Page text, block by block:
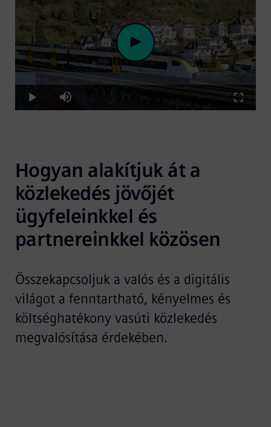
Play
Play Mute
8.67%
Hogyan alakítjuk át a
közlekedés jövőjét
ügyfeleinkkel és
partnereinkkel közösen
Összekapcsoljuk a valós és a digitális
világot a fenntartható, kényelmes és
költséghatékony vasúti közlekedés
megvalósítása érdekében.